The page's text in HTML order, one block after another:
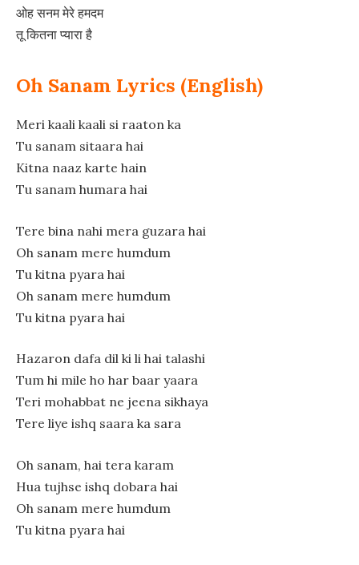
ओह सनम मेरे हमदम
तू कितना प्यारा है
Oh Sanam Lyrics (English)
Meri kaali kaali si raaton ka
Tu sanam sitaara hai
Kitna naaz karte hain
Tu sanam humara hai
Tere bina nahi mera guzara hai
Oh sanam mere humdum
Tu kitna pyara hai
Oh sanam mere humdum
Tu kitna pyara hai
Hazaron dafa dil ki li hai talashi
Tum hi mile ho har baar yaara
Teri mohabbat ne jeena sikhaya
Tere liye ishq saara ka sara
Oh sanam, hai tera karam
Hua tujhse ishq dobara hai
Oh sanam mere humdum
Tu kitna pyara hai